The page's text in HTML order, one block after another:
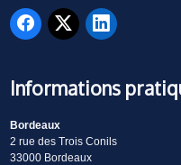
Informations
Bordeaux
2 rue des Trois Conils
33000 Bordeaux